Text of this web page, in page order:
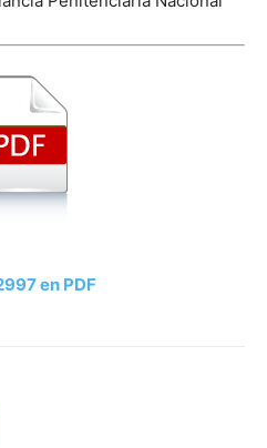
en PDF